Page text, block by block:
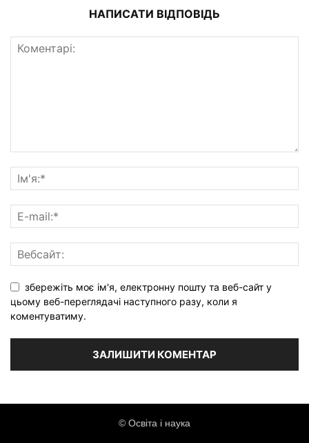
НАПИСАТИ ВІДПОВІДЬ
збережіть моє ім'я, електронну пошту та веб-сайт у
цьому веб-переглядачі наступного разу, коли я
коментуватиму.
© Освіта і наука